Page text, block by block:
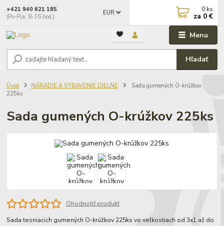
Menu
EUR
Hľadať
+421 940 621 185
(Po-Pia, 8-16 hod.)
0 ks
za 0 €
Úvod NÁRADIE A VYBAVENIE DIELNE
Sada gumených O-krúžkov
225ks
Sada gumených O-krúžkov 225ks
Ohodnotiť produkt
Sada tesniacich gumených O-krúžkov 225ks vo veľkostiach od 3x1 až do